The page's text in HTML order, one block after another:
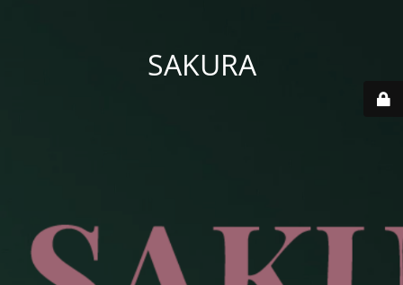
SAKURA